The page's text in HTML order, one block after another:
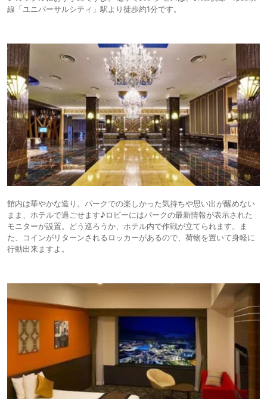
線「ユニバーサルシティ」駅より徒歩約1分です。
館内は華やかな造り。パークでの楽しかった気持ちや思い出が醒めない
まま、ホテルで過ごせます♪ロビーにはパークの最新情報が表示された
モニターが設置。どう巡ろうか、ホテル内で作戦が立てられます。ま
た、コインがリターンされるロッカーがあるので、荷物を置いて身軽に
行動出来ますよ。